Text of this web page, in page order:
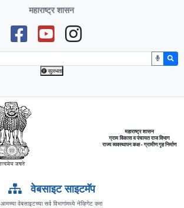
महाराष्ट्र शासन
सुलभता
महाराष्ट्र शासन
ग्राम विकास व पंचायत राज विभाग
राज्य व्यवस्थापन कक्ष - ग्रामीण गृह निर्माण
वेबसाइट साइटमॅप
आमच्या वेबसाइटच्या सर्व विभागांमध्ये नेव्हिगेट करा